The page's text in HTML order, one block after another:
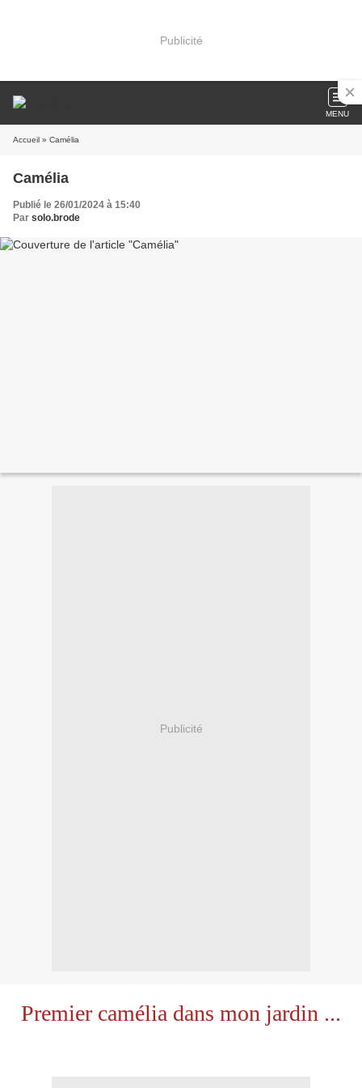
Publicité
MENU
Accueil » Camélia
Camélia
Publié le 26/01/2024 à 15:40
Par solo.brode
Publicité
Premier camélia dans mon jardin ...